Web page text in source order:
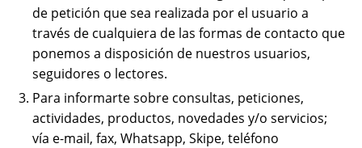
de petición que sea realizada por el usuario a
través de cualquiera de las formas de contacto que
ponemos a disposición de nuestros usuarios,
seguidores o lectores.
Para informarte sobre consultas, peticiones,
actividades, productos, novedades y/o servicios;
vía e-mail, fax, Whatsapp, Skipe, teléfono